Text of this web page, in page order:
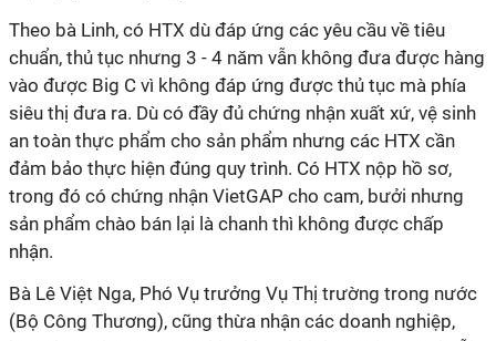
Theo bà Linh, có HTX dù đáp ứng các yêu cầu về tiêu
chuẩn, thủ tục nhưng 3 - 4 năm vẫn không đưa được hàng
vào được Big C vì không đáp ứng được thủ tục mà phía
siêu thị đưa ra. Dù có đầy đủ chứng nhận xuất xứ, vệ sinh
an toàn thực phẩm cho sản phẩm nhưng các HTX cần
đảm bảo thực hiện đúng quy trình. Có HTX nộp hồ sơ,
trong đó có chứng nhận VietGAP cho cam, bưởi nhưng
sản phẩm chào bán lại là chanh thì không được chấp
nhận.
Bà Lê Việt Nga, Phó Vụ trưởng Vụ Thị trường trong nước
(Bộ Công Thương), cũng thừa nhận các doanh nghiệp,